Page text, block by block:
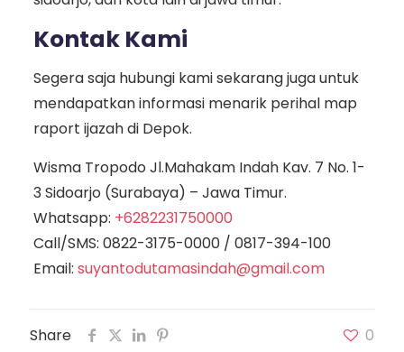
Kontak Kami
Segera saja hubungi kami sekarang juga untuk
mendapatkan informasi menarik perihal map
raport ijazah di Depok.
Wisma Tropodo Jl.Mahakam Indah Kav. 7 No. 1-
3 Sidoarjo (Surabaya) – Jawa Timur.
Whatsapp: +6282231750000
Call/SMS: 0822-3175-0000/ 0817-394-100
Email: suyantodutamasindah@gmail.com
Share 0